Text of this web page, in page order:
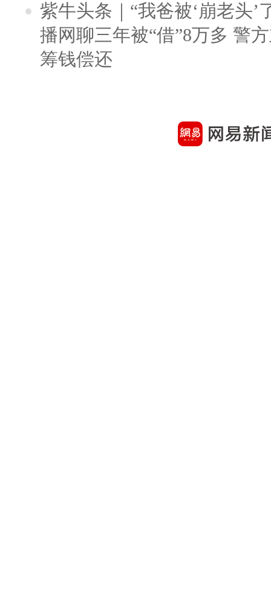
紫牛头条｜“我爸被‘崩老头’
播网聊三年被“借”8万多 警
筹钱偿还